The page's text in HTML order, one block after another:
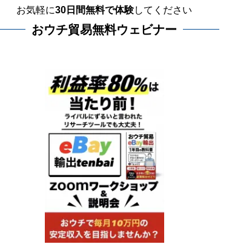
お気軽に30日間無料で体験してください
おウチ貿易無料ウェビナー